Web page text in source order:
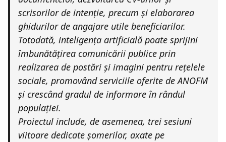
scrisorilor de intenție, precum și elaborarea
ghidurilor de angajare utile beneficiarilor.
Totodată, inteligența artificială poate sprijini
îmbunătățirea comunicării publice prin
realizarea de postări și imagini pentru rețelele
sociale, promovând serviciile oferite de ANOFM
și crescând gradul de informare în rândul
populației.
Proiectul include, de asemenea, trei sesiuni
viitoare dedicate șomerilor, axate pe